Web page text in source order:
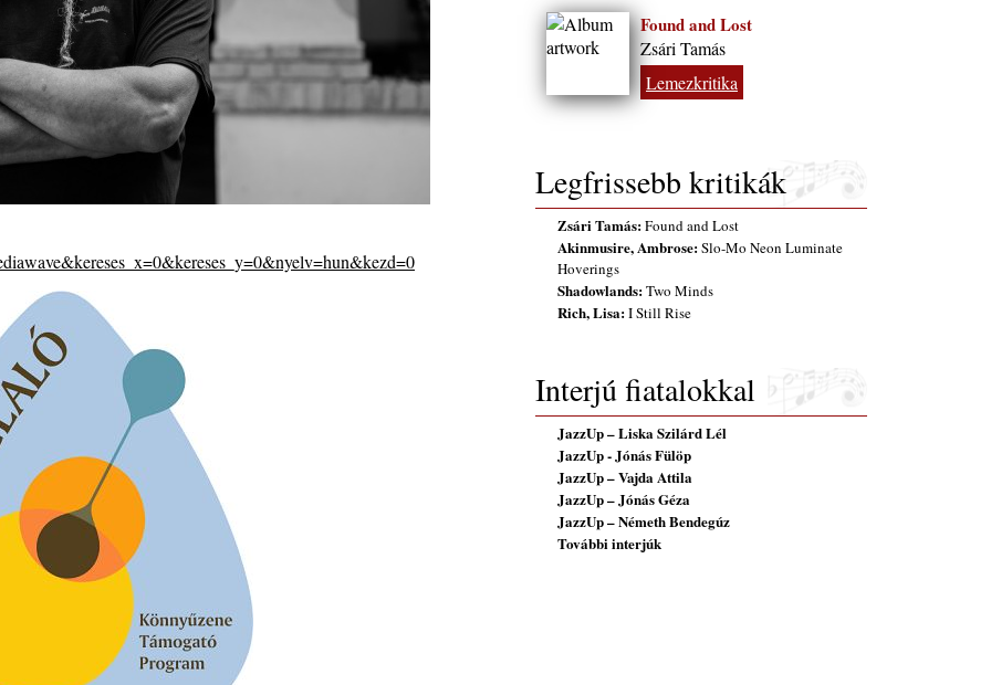
13-
Found and Lost
Zsári Tamás
Lemezkritika
Legfrissebb kritikák
Zsári Tamás:Found and Lost
Akinmusire, Ambrose:Slo-Mo Neon Luminate
Hoverings
Shadowlands:Two Minds
Rich, Lisa:I Still Rise
Interjú fiatalokkal
JazzUp – Liska Szilárd Lél
JazzUp - Jónás Fülöp
JazzUp – Vajda Attila
JazzUp – Jónás Géza
JazzUp – Németh Bendegúz
További interjúk